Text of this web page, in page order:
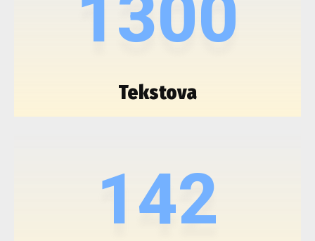
1300
Tekstova
142